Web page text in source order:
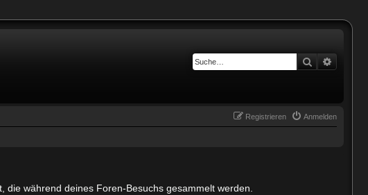
Suche
Anmelden
Registrieren
die während deines Foren-Besuchs gesammelt werden.